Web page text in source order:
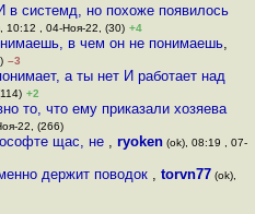
системд, но похоже появилось
10:12 , 04-Ноя-22, (30) +4
в чем он не понимаешь,
–3
а ты нет И работает над
+2
то, что ему приказали хозяева
22, (266)
щас, не , ryoken(ok), 08:19 , 07-
держит поводок ,torvn77 (ok),